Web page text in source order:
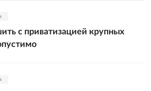
с приватизацией крупных